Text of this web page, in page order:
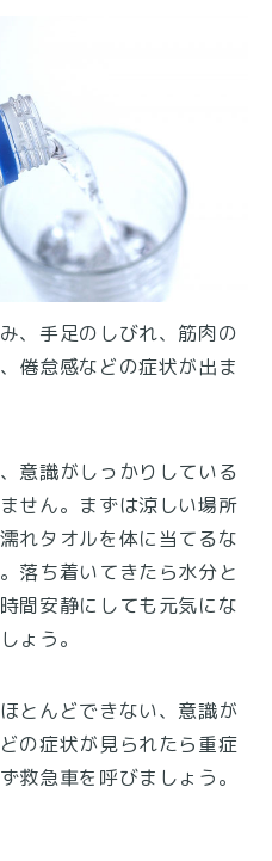
、手足のしびれ、筋肉の
倦怠感などの症状が出ま
意識がしっかりしている
せん。まずは涼しい場所
れタオルを体に当てるな
落ち着いてきたら水分と
間安静にしても元気にな
ょう。
とんどできない、意識が
の症状が見られたら重症
救急車を呼びましょう。